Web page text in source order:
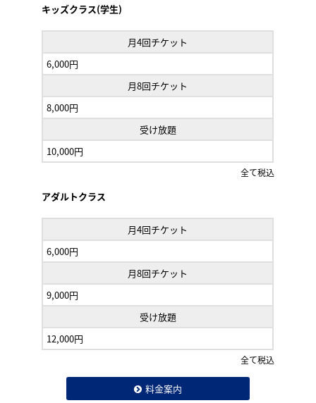
キッズクラス(学生)
月4回チケット
6,000円
月8回チケット
8,000円
受け放題
10,000円
全て税込
アダルトクラス
月4回チケット
6,000円
月8回チケット
9,000円
受け放題
12,000円
全て税込
料金案内